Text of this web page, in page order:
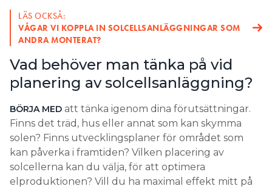
LÄS OCKSÅ:
VÅGAR VI KOPPLA IN SOLCELLSANLÄGGNINGAR SOM
ANDRA MONTERAT?
Vad behöver man tänka på vid
planering av solcellsanläggning?
BÖRJA MED att tänka igenom dina förutsättningar.
Finns det träd, hus eller annat som kan skymma
solen? Finns utvecklingsplaner för området som
kan påverka i framtiden? Vilken placering av
solcellerna kan du välja, för att optimera
elproduktionen? Vill du ha maximal effekt mitt på